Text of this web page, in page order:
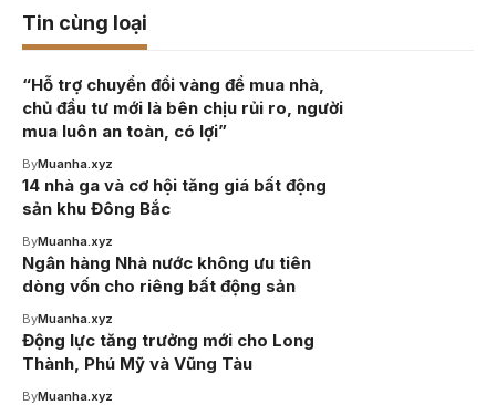
Tin cùng loại
“Hỗ trợ chuyển đổi vàng để mua nhà,
chủ đầu tư mới là bên chịu rủi ro, người
mua luôn an toàn, có lợi”
ByMuanha.xyz
14 nhà ga và cơ hội tăng giá bất động
sản khu Đông Bắc
ByMuanha.xyz
Ngân hàng Nhà nước không ưu tiên
dòng vốn cho riêng bất động sản
ByMuanha.xyz
Động lực tăng trưởng mới cho Long
Thành, Phú Mỹ và Vũng Tàu
ByMuanha.xyz